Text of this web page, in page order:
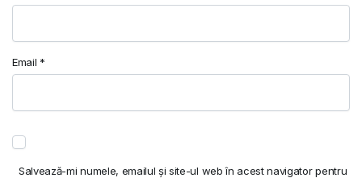
Email *
Salvează-mi numele, emailul și site-ul web în acest navigator pentru